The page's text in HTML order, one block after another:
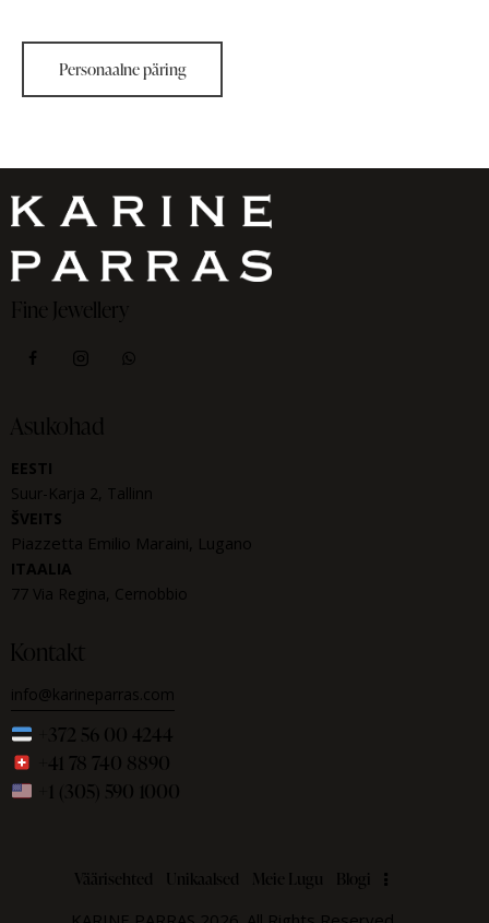
Fine Jewellery
Asukohad
EESTI
Suur-Karja 2, Tallinn
ŠVEITS
Piazzetta Emilio Maraini, Lugano
ITAALIA
77 Via Regina, Cernobbio
Kontakt
info@karineparras.com
+372 56 00 4244
+41 78 740 8890
+1 (305) 590 1000
Väärisehted Unikaalsed Meie Lugu Blogi